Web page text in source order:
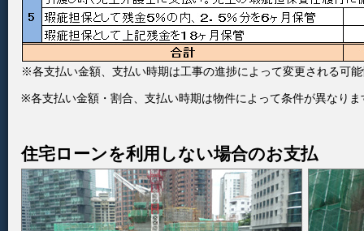
※各支払い金額、支払い時期は工事の進捗によって変更される可
※各支払い金額・割合、支払い時期は物件によって条件が異なりま
住宅ローンを利用しない場合のお支払